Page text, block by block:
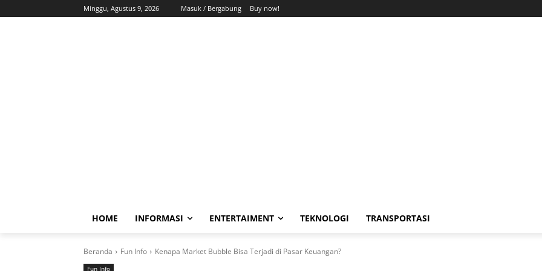
Minggu, Agustus 9, 2026 Masuk / Bergabung Buy now!
HOME INFORMASI ENTERTAIMENT TEKNOLOGI TRANSPORTASI
Beranda Fun Info Kenapa Market Bubble Bisa Terjadi di Pasar Keuangan?
Fun Info